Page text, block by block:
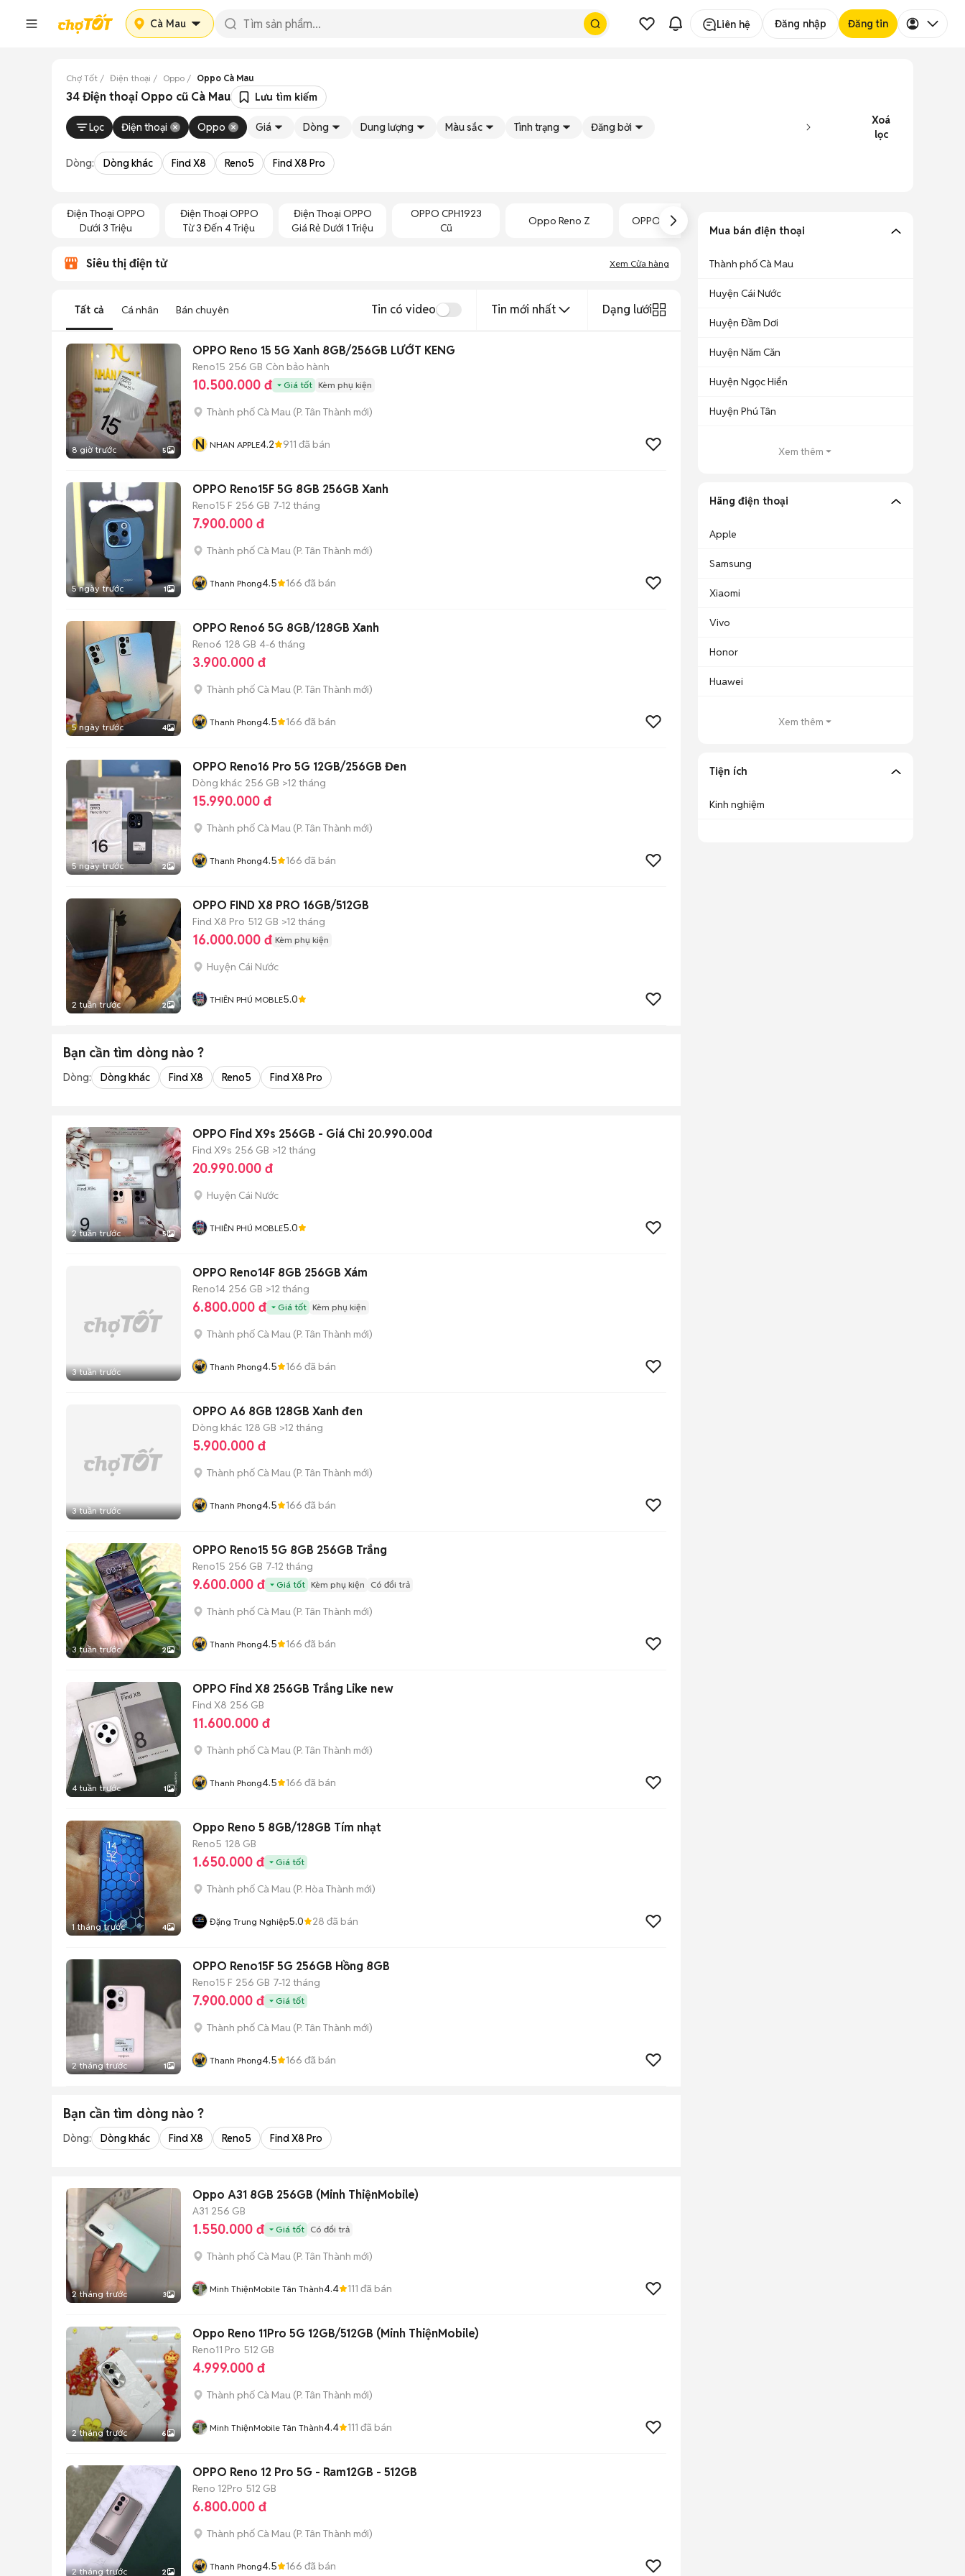
Cà Mau Liên hệ Đăng nhập Đăng tin
Chợ Tốt Điện thoại Oppo Oppo Cà Mau
34 Điện thoại Oppo cũ Cà Mau Lưu tìm kiếm
Lọc Điện thoại Oppo Giá Dòng Dung lượng Màu sắc Tình trạng Đăng bởi
Xoá
lọc
Dòng: Dòng khác Find X8 Reno5 Find X8 Pro
Điện Thoại OPPO
Dưới 3 Triệu
Điện Thoại OPPO
Từ 3 Đến 4 Triệu
Điện Thoại OPPO
Giá Rẻ Dưới 1 Triệu
OPPO CPH1923
Cũ
Oppo Reno Z OPPO CE0700 Cũ
Siêu thị điện tử Xem Cửa hàng
Tất cả Cá nhân Bán chuyên Tin có video Tin mới nhất Dạng lưới
8 giờ trước 5
OPPO Reno 15 5G Xanh 8GB/256GB LƯỚT KENG
Reno15 256 GB Còn bảo hành
10.500.000 đ Giá tốt Kèm phụ kiện
Thành phố Cà Mau (P. Tân Thành mới)
N NHAN APPLE4.2 911 đã bán
5 ngày trước 1
OPPO Reno15F 5G 8GB 256GB Xanh
Reno15 F 256 GB 7-12 tháng
7.900.000 đ
Thành phố Cà Mau (P. Tân Thành mới)
Thanh Phong4.5 166 đã bán
5 ngày trước 4
OPPO Reno6 5G 8GB/128GB Xanh
Reno6 128 GB 4-6 tháng
3.900.000 đ
Thành phố Cà Mau (P. Tân Thành mới)
Thanh Phong4.5 166 đã bán
5 ngày trước 2
OPPO Reno16 Pro 5G 12GB/256GB Đen
Dòng khác 256 GB >12 tháng
15.990.000 đ
Thành phố Cà Mau (P. Tân Thành mới)
Thanh Phong4.5 166 đã bán
2 tuần trước 2
OPPO FIND X8 PRO 16GB/512GB
Find X8 Pro 512 GB >12 tháng
16.000.000 đ Kèm phụ kiện
Huyện Cái Nước
THIÊN PHÚ MOBLE5.0
Bạn cần tìm dòng nào ?
Dòng: Dòng khác Find X8 Reno5 Find X8 Pro
2 tuần trước 5
OPPO Find X9s 256GB - Giá Chỉ 20.990.00đ
Find X9s 256 GB >12 tháng
20.990.000 đ
Huyện Cái Nước
THIÊN PHÚ MOBLE5.0
3 tuần trước
OPPO Reno14F 8GB 256GB Xám
Reno14 256 GB >12 tháng
6.800.000 đ Giá tốt Kèm phụ kiện
Thành phố Cà Mau (P. Tân Thành mới)
Thanh Phong4.5 166 đã bán
3 tuần trước
OPPO A6 8GB 128GB Xanh đen
Dòng khác 128 GB >12 tháng
5.900.000 đ
Thành phố Cà Mau (P. Tân Thành mới)
Thanh Phong4.5 166 đã bán
3 tuần trước 2
OPPO Reno15 5G 8GB 256GB Trắng
Reno15 256 GB 7-12 tháng
9.600.000 đ Giá tốt Kèm phụ kiện Có đổi trả
Thành phố Cà Mau (P. Tân Thành mới)
Thanh Phong4.5 166 đã bán
4 tuần trước 1
OPPO Find X8 256GB Trắng Like new
Find X8 256 GB
11.600.000 đ
Thành phố Cà Mau (P. Tân Thành mới)
Thanh Phong4.5 166 đã bán
1 tháng trước 4
Oppo Reno 5 8GB/128GB Tím nhạt
Reno5 128 GB
1.650.000 đ Giá tốt
Thành phố Cà Mau (P. Hòa Thành mới)
Đặng Trung Nghiệp5.0 28 đã bán
2 tháng trước 1
OPPO Reno15F 5G 256GB Hồng 8GB
Reno15 F 256 GB 7-12 tháng
7.900.000 đ Giá tốt
Thành phố Cà Mau (P. Tân Thành mới)
Thanh Phong4.5 166 đã bán
Bạn cần tìm dòng nào ?
Dòng: Dòng khác Find X8 Reno5 Find X8 Pro
2 tháng trước 3
Oppo A31 8GB 256GB (Minh ThiệnMobile)
A31 256 GB
1.550.000 đ Giá tốt Có đổi trả
Thành phố Cà Mau (P. Tân Thành mới)
Minh ThiệnMobile Tân Thành4.4 111 đã bán
2 tháng trước 6
Oppo Reno 11Pro 5G 12GB/512GB (Minh ThiệnMobile)
Reno11 Pro 512 GB
4.999.000 đ
Thành phố Cà Mau (P. Tân Thành mới)
Minh ThiệnMobile Tân Thành4.4 111 đã bán
2 tháng trước 2
OPPO Reno 12 Pro 5G - Ram12GB - 512GB
Reno 12Pro 512 GB
6.800.000 đ
Thành phố Cà Mau (P. Tân Thành mới)
Thanh Phong4.5 166 đã bán
Mua bán điện thoại
Thành phố Cà Mau
Huyện Cái Nước
Huyện Đầm Dơi
Huyện Năm Căn
Huyện Ngọc Hiển
Huyện Phú Tân
Xem thêm
Hãng điện thoại
Apple
Samsung
Xiaomi
Vivo
Honor
Huawei
Xem thêm
Tiện ích
Kinh nghiệm